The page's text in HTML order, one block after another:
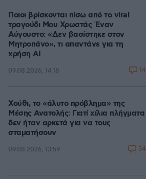
Ποιοι βρίσκονται πίσω από το viral
τραγούδι Μου Χρωστάς Έναν
Αύγουστο: «Δεν βασίστηκε στον
Μητροπάνο», τι απαντάνε για τη
χρήση AI
09.08.2026, 14:18 14
Χούθι, το «άλυτο πρόβλημα» της
Μέσης Ανατολής: Γιατί χίλια πλήγματα
δεν ήταν αρκετά για να τους
σταματήσουν
09.08.2026, 13:59 54